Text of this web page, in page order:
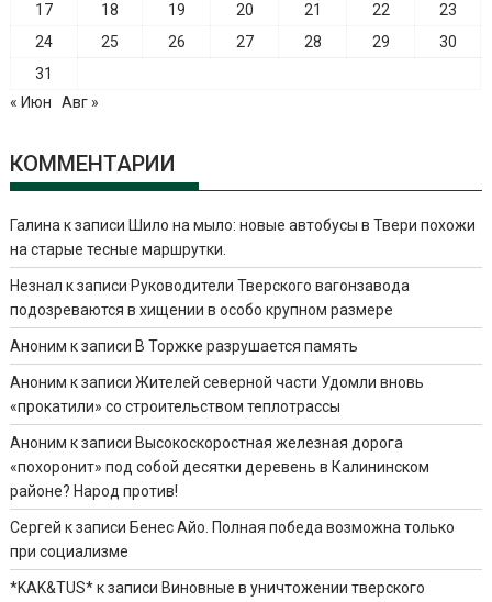
17
18 19 20 21 22
23
24
25 26 27 28 29
30
31
« Июн
Авг »
КОММЕНТАРИИ
Галинак записи Шило на мыло: новые автобусы в Твери похожи
на старые тесные маршрутки.
Незнал к записи Руководители Тверского вагонзавода
подозреваются в хищении в особо крупном размере
Аноним к записи В Торжке разрушается память
Аноним к записиЖителей северной части Удомли вновь
«прокатили» со строительством теплотрассы
Аноним к записи Высокоскоростная железная дорога
«похоронит» под собой десятки деревень в Калининском
районе? Народ против!
Сергей к записи Бенес Айо. Полная победа возможна только
при социализме
*KAK&TUS*к записи Виновные в уничтожении тверского